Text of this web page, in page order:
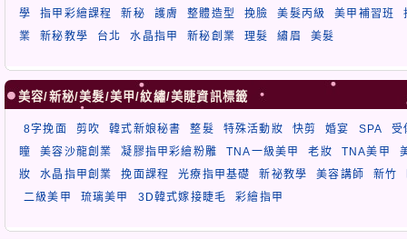
學
指甲彩繪課程 新秘 護膚 整體造型 挽臉 美髮丙級 美甲補習班
業
新秘教學 台北 水晶指甲 新秘創業 理髮 繡眉 美髮
美容/新秘/美髮/美甲/紋繡/美睫資訊標籤
8字挽面 剪吹 韓式新娘秘書 整髮 特殊活動妝 快剪 婚宴 SPA
受
瞳
美容沙龍創業 凝膠指甲彩繪粉雕 TNA一級美甲 老妝 TNA美甲
妝
水晶指甲創業 挽面課程 光療指甲基礎 新祕教學 美容講師 新竹
二級美甲
琉璃美甲 3D韓式嫁接睫毛 彩繪指甲